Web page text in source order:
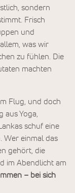
sondern
Frisch
und
was wir
zu fühlen. Die
machten
Flug, und doch
aus Yoga,
schuf eine
Wer einmal das
gehört, die
im Abendlicht am
– bei sich